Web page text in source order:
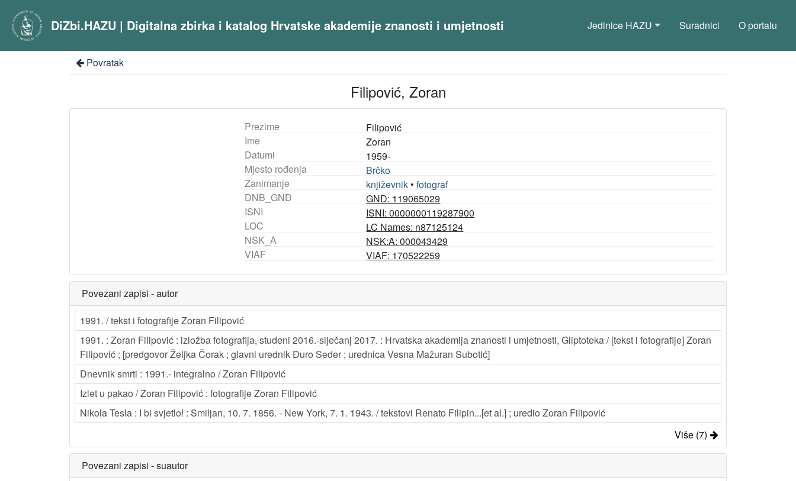
DiZbi.HAZU | Digitalna zbirka i katalog Hrvatske akademije znanosti i umjetnosti Jedinice HAZU Suradnici O portalu
Povratak
Filipović, Zoran
Prezime
Filipović
Ime
Zoran
Datumi
1959-
Mjesto rođenja
Brčko
Zanimanje
književnik •fotograf
DNB_GND
GND: 119065029
ISNI
ISNI: 0000000119287900
LOC
LC Names: n87125124
NSK_A
NSK:A: 000043429
VIAF
VIAF: 170522259
Povezani zapisi - autor
1991. / tekst i fotografije Zoran Filipović
1991. : Zoran Filipović : izložba fotografija, studeni 2016.-siječanj 2017. : Hrvatska akademija znanosti i umjetnosti, Gliptoteka / [tekst i fotografije] Zoran
Filipović ; [predgovor Željka Čorak ; glavni urednik Đuro Seder ; urednica Vesna Mažuran Subotić]
Dnevnik smrti : 1991.- integralno / Zoran Filipović
Izlet u pakao / Zoran Filipović ; fotografije Zoran Filipović
Nikola Tesla : I bi svjetlo! : Smiljan, 10. 7. 1856. - New York, 7. 1. 1943. / tekstovi Renato Filipin...[et al.] ; uredio Zoran Filipović
Više (7)
Povezani zapisi - suautor